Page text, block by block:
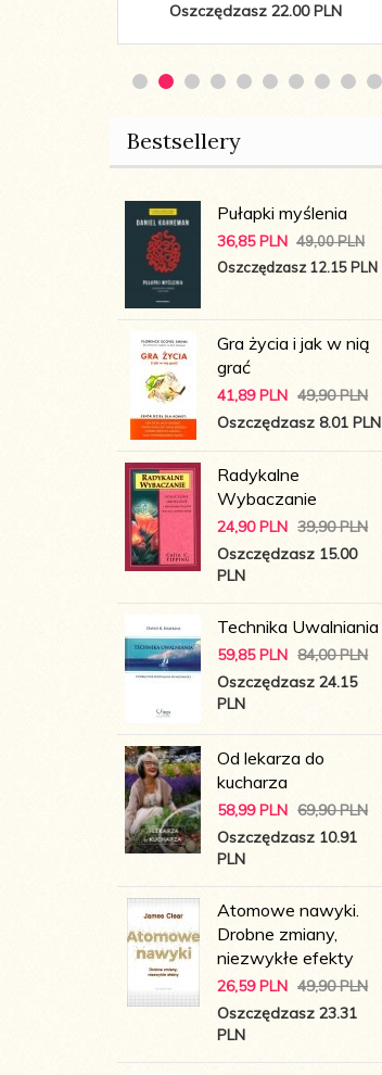
Oszczędzasz 22.00 PLN
Bestsellery
Pułapki myślenia
36,85 PLN 49,00 PLN
Oszczędzasz 12.15 PLN
Gra życia i jak w nią
grać
41,89 PLN 49,90 PLN
Oszczędzasz 8.01 PLN
Radykalne
Wybaczanie
24,90 PLN 39,90 PLN
Oszczędzasz 15.00
PLN
Technika Uwalniania
59,85 PLN 84,00 PLN
Oszczędzasz 24.15
PLN
Od lekarza do
kucharza
58,99 PLN 69,90 PLN
Oszczędzasz 10.91
PLN
Atomowe nawyki.
Drobne zmiany,
niezwykłe efekty
26,59 PLN 49,90 PLN
Oszczędzasz 23.31
PLN